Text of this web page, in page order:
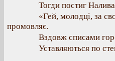
Тогди постиг
«Гей, молодці, за
промовляє.
Вздовж списами
Уставляються по